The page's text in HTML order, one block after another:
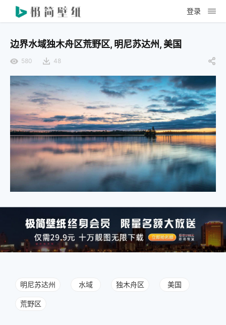
登录
边界水域独木舟区荒野区, 明尼苏达州, 美国
580 48
明尼苏达州 水域 独木舟区 美国
荒野区